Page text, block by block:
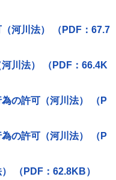
河川法） （PDF：67.7
川法） （PDF：66.4K
の許可（河川法） （P
の許可（河川法） （P
（PDF：62.8KB）